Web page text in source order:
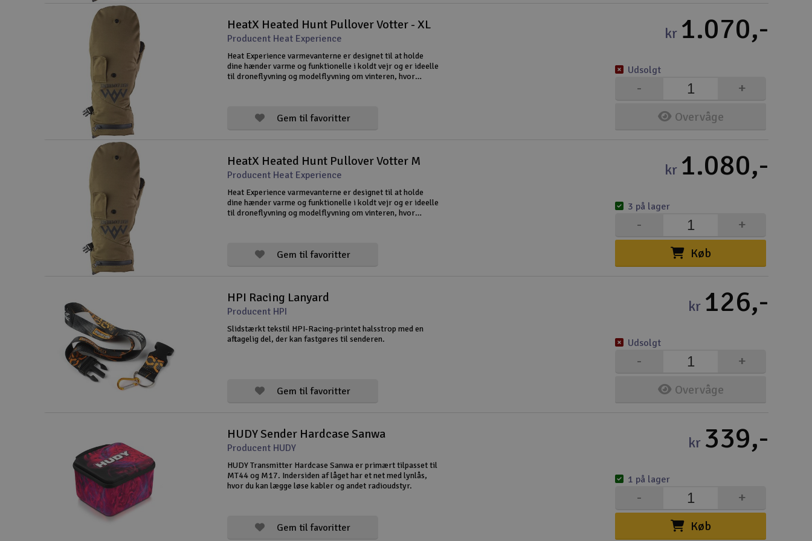
HeatX Heated Hunt Pullover Votter - XL
Producent Heat Experience
Heat Experience varmevanterne er designet til at holde
dine hænder varme og funktionelle i koldt vejr og er ideelle
til droneflyvning og modelflyvning om vinteren, hvor
Gem til favoritter
kr 1.070,-
Overvåge
+
-
Udsolgt
HeatX Heated Hunt Pullover Votter M
Producent Heat Experience
Heat Experience varmevanterne er designet til at holde
dine hænder varme og funktionelle i koldt vejr og er ideelle
til droneflyvning og modelflyvning om vinteren, hvor
Gem til favoritter
kr 1.080,-
Køb
+
-
3 på lager
HPI Racing Lanyard
Producent HPI
Slidstærkt tekstil HPI-Racing-printet halsstrop med en
aftagelig del, der kan fastgøres til senderen.
Gem til favoritter
kr 126,-
Overvåge
+
-
Udsolgt
HUDY Sender Hardcase Sanwa
Producent HUDY
HUDY Transmitter Hardcase Sanwa er primært tilpasset til
MT44 og M17. Indersiden af låget har et net med lynlås,
hvor du kan lægge løse kabler og andet radioudstyr.
Gem til favoritter
kr 339,-
Køb
+
-
1 på lager